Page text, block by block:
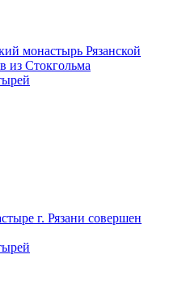
монастырь Рязанской
из Стокгольма
г. Рязани совершен